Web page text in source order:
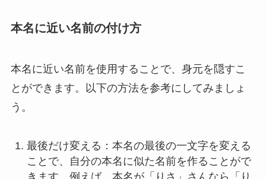
本名に近い名前の付け方
本名に近い名前を使用することで、身元を隠すこ
とができます。以下の方法を参考にしてみましょ
う。
最後だけ変える：本名の最後の一文字を変える
ことで、自分の本名に似た名前を作ることがで
きます。例えば、本名が「りさ」さんなら「り